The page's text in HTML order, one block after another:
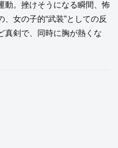
動。挫けそうになる瞬間、怖
女の子的“武装”としての反
真剣で、同時に胸が熱くな